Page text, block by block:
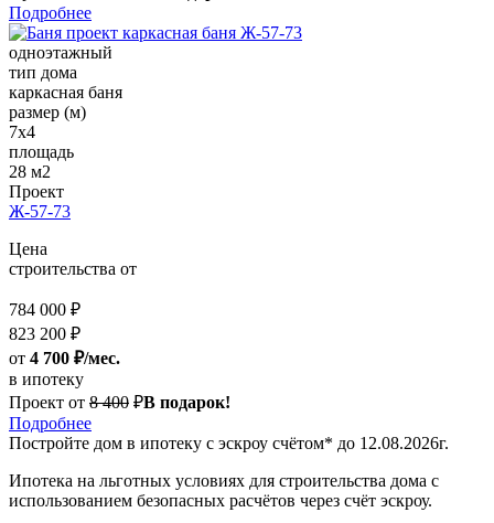
Подробнее
одноэтажный
тип дома
каркасная баня
размер (м)
7x4
площадь
28 м2
Проект
Ж-57-73
Цена
строительства от
784 000 ₽
823 200 ₽
от 4 700 ₽/мес.
в ипотеку
Проект от 8 400 ₽В подарок!
Подробнее
Постройте дом в ипотеку с эскроу счётом* до 12.08.2026г.
Ипотека на льготных условиях для строительства дома с
использованием безопасных расчётов через счёт эскроу.